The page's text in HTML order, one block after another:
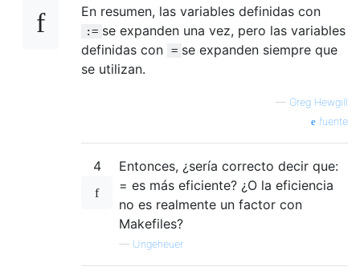
En resumen, las variables definidas con
:= se expanden una vez, pero las variables
definidas con
= se expanden siempre que
se utilizan.
— Greg Hewgill
fuente
4
Entonces, ¿sería correcto decir que:
= es más eficiente? ¿O la eficiencia
no es realmente un factor con
Makefiles?
— Ungeheuer